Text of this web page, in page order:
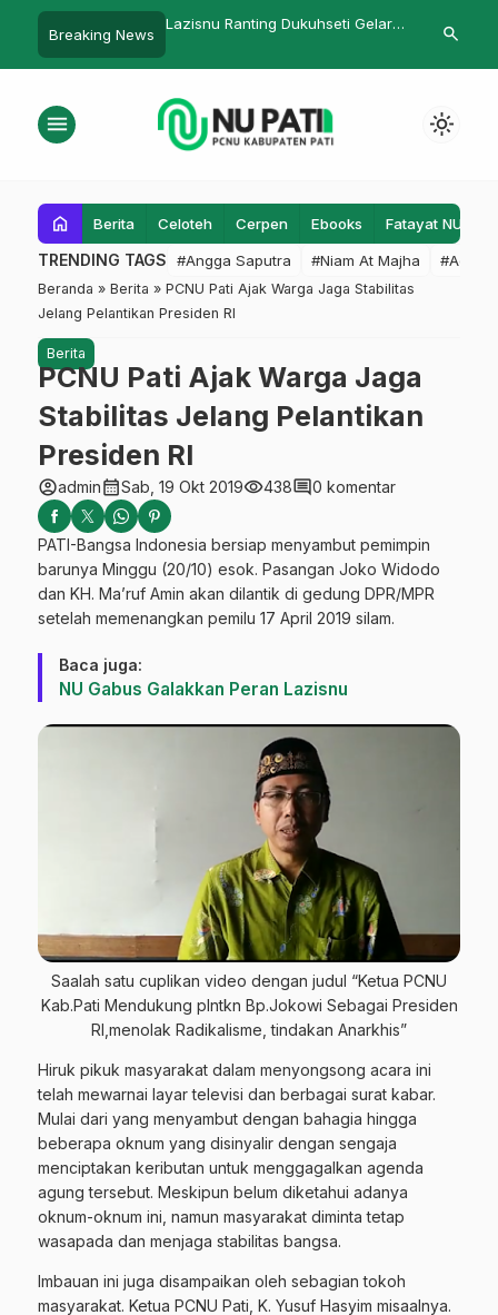
Breaking News
Pati Kukuhkan
Lazisnu Ranting Dukuhseti Gelar
PC Lazisnu
search
menu light_mode
home Berita Celoteh Cerpen Ebooks Fatayat NU
TRENDING TAGS #Angga Saputra #Niam At Majha #Admin
Beranda » Berita » PCNU Pati Ajak Warga Jaga Stabilitas
Jelang Pelantikan Presiden RI
Berita
PCNU Pati Ajak Warga Jaga
Stabilitas Jelang Pelantikan
Presiden RI
account_circleadmincalendar_monthSab, 19 Okt 2019visibility438comment0 komentar
PATI-Bangsa Indonesia bersiap menyambut pemimpin
barunya Minggu (20/10) esok. Pasangan Joko Widodo
dan KH. Ma’ruf Amin akan dilantik di gedung DPR/MPR
setelah memenangkan pemilu 17 April 2019 silam.
Baca juga:
NU Gabus Galakkan Peran Lazisnu
Saalah satu cuplikan video dengan judul “Ketua PCNU
Kab.Pati Mendukung plntkn Bp.Jokowi Sebagai Presiden
RI,menolak Radikalisme, tindakan Anarkhis”
Hiruk pikuk masyarakat dalam menyongsong acara ini
telah mewarnai layar televisi dan berbagai surat kabar.
Mulai dari yang menyambut dengan bahagia hingga
beberapa oknum yang disinyalir dengan sengaja
menciptakan keributan untuk menggagalkan agenda
agung tersebut. Meskipun belum diketahui adanya
oknum-oknum ini, namun masyarakat diminta tetap
wasapada dan menjaga stabilitas bangsa.
Imbauan ini juga disampaikan oleh sebagian tokoh
masyarakat. Ketua PCNU Pati, K. Yusuf Hasyim misaalnya.